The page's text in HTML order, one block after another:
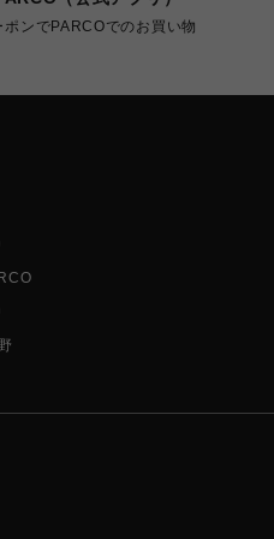
ポンでPARCOでのお買い物